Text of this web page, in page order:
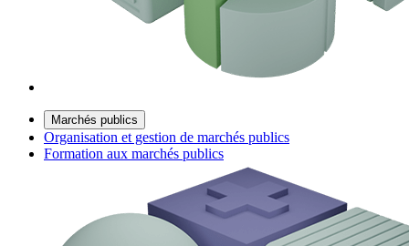
Marchés publics
Organisation et gestion de marchés publics
Formation aux marchés publics